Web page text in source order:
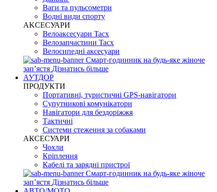
Ваги та пульсометри
Водні види спорту
AKCЕСУАРИ
Велоаксесуари Tacx
Велозапчастини Tacx
Велосипедні аксесуари
Смарт-годинник на будь-яке жіноче
запʼястя Дізнатись більше
АУТДОР
ПРОДУКТИ
Портативні, туристичні GPS-навігатори
Супутникові комунікатори
Навігатори для бездоріжжя
Тактичні
Системи стеження за собаками
АКСЕСУАРИ
Чохли
Кріплення
Кабелі та зарядні пристрої
Смарт-годинник на будь-яке жіноче
запʼястя Дізнатись більше